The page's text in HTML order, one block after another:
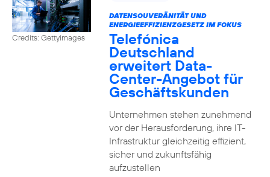
Credits: Gettyimages
DATENSOUVERÄNITÄT UND
ENERGIEEFFIZIENZGESETZ IM FOKUS
Telefónica
Deutschland
erweitert Data-
Center-Angebot für
Geschäftskunden
Unternehmen stehen zunehmend
vor der Herausforderung, ihre IT-
Infrastruktur gleichzeitig effizient,
sicher und zukunftsfähig
aufzustellen